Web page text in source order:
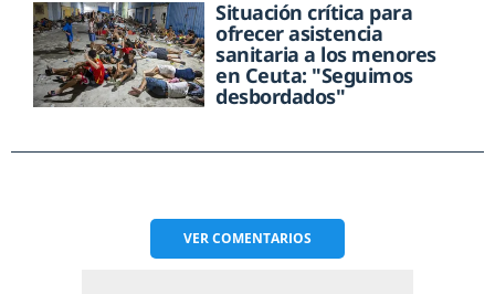
Situación crítica para
ofrecer asistencia
sanitaria a los menores
en Ceuta: "Seguimos
desbordados"
VERCOMENTARIOS